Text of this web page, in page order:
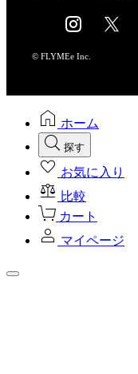
採用情報
© FLYMEe Inc.
ホーム
探す
お気に入り
比較
カート
マイページ